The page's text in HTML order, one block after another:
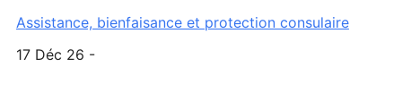
Assistance, bienfaisance et protection consulaire
17 Déc 26 -